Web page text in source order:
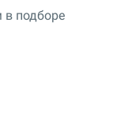
подборе